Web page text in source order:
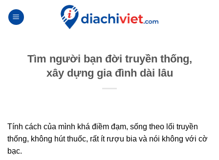
Tìm người bạn đời truyền thống,
xây dựng gia đình dài lâu
Tính cách của mình khá điềm đạm, sống theo lối truyền
thống, không hút thuốc, rất ít rượu bia và nói không với cờ
bạc.